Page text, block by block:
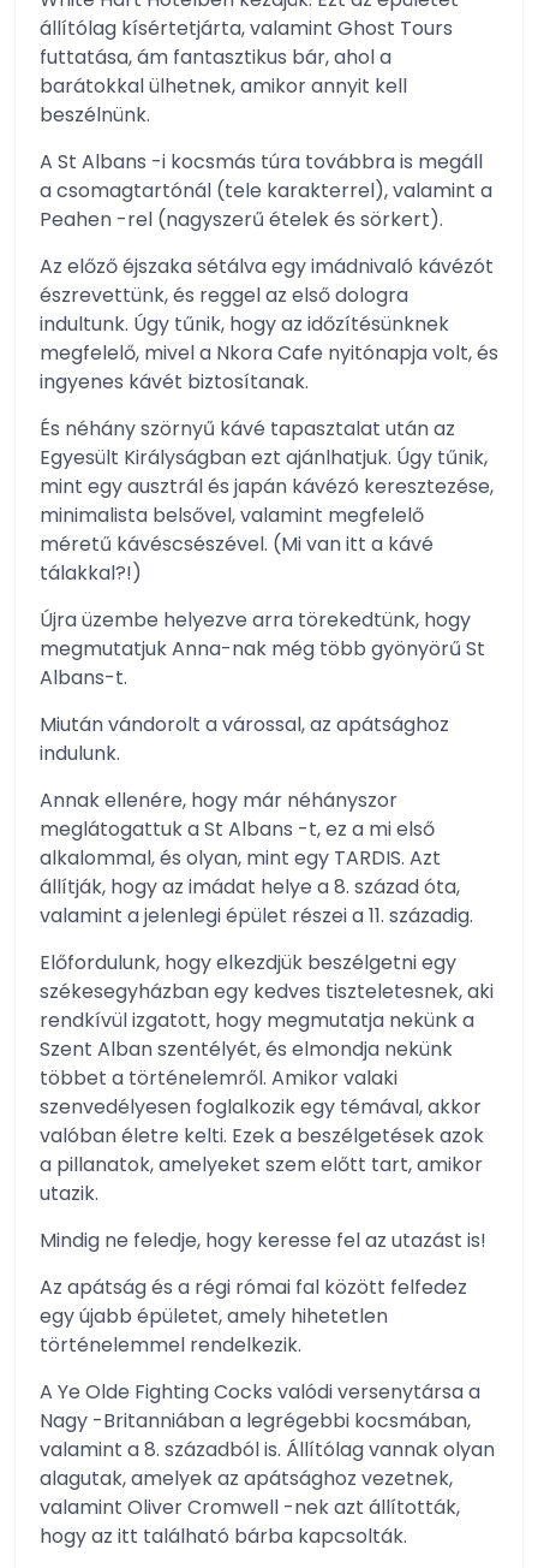
állítólag kísértetjárta, valamint Ghost Tours
futtatása, ám fantasztikus bár, ahol a
barátokkal ülhetnek, amikor annyit kell
beszélnünk.
A St Albans -i kocsmás túra továbbra is megáll
a csomagtartónál (tele karakterrel), valamint a
Peahen -rel (nagyszerű ételek és sörkert).
Az előző éjszaka sétálva egy imádnivaló kávézót
észrevettünk, és reggel az első dologra
indultunk. Úgy tűnik, hogy az időzítésünknek
megfelelő, mivel a Nkora Cafe nyitónapja volt, és
ingyenes kávét biztosítanak.
És néhány szörnyű kávé tapasztalat után az
Egyesült Királyságban ezt ajánlhatjuk. Úgy tűnik,
mint egy ausztrál és japán kávézó keresztezése,
minimalista belsővel, valamint megfelelő
méretű kávéscsészével. (Mi van itt a kávé
tálakkal?!)
Újra üzembe helyezve arra törekedtünk, hogy
megmutatjuk Anna-nak még több gyönyörű St
Albans-t.
Miután vándorolt ​​a várossal, az apátsághoz
indulunk.
Annak ellenére, hogy már néhányszor
meglátogattuk a St Albans -t, ez a mi első
alkalommal, és olyan, mint egy TARDIS. Azt
állítják, hogy az imádat helye a 8. század óta,
valamint a jelenlegi épület részei a 11. századig.
Előfordulunk, hogy elkezdjük beszélgetni egy
székesegyházban egy kedves tiszteletesnek, aki
rendkívül izgatott, hogy megmutatja nekünk a
Szent Alban szentélyét, és elmondja nekünk
többet a történelemről. Amikor valaki
szenvedélyesen foglalkozik egy témával, akkor
valóban életre kelti. Ezek a beszélgetések azok
a pillanatok, amelyeket szem előtt tart, amikor
utazik.
Mindig ne feledje, hogy keresse fel az utazást is!
Az apátság és a régi római fal között felfedez
egy újabb épületet, amely hihetetlen
történelemmel rendelkezik.
A Ye Olde Fighting Cocks valódi versenytársa a
Nagy -Britanniában a legrégebbi kocsmában,
valamint a 8. századból is. Állítólag vannak olyan
alagutak, amelyek az apátsághoz vezetnek,
valamint Oliver Cromwell -nek azt állították,
hogy az itt található bárba kapcsolták.